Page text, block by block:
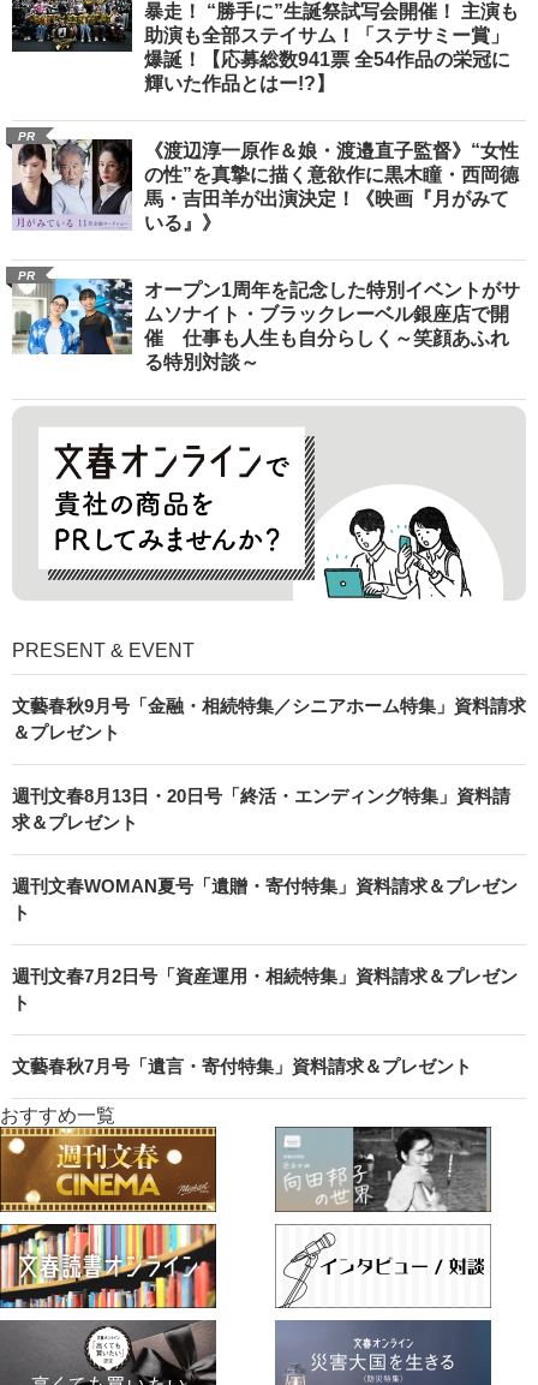
暴走！ “勝手に”生誕祭試写会開催！ 主演も
助演も全部ステイサム！「ステサミー賞」
爆誕！【応募総数941票 全54作品の栄冠に
輝いた作品とはー!?】
PR
《渡辺淳一原作＆娘・渡邉直子監督》“女性
の性”を真摯に描く意欲作に黒木瞳・西岡德
馬・吉田羊が出演決定！《映画『月がみて
いる』》
PR
オープン1周年を記念した特別イベントがサ
ムソナイト・ブラックレーベル銀座店で開
催 仕事も人生も自分らしく～笑顔あふれ
る特別対談～
PRESENT & EVENT
文藝春秋9月号「金融・相続特集／シニアホーム特集」資料請求
＆プレゼント
週刊文春8月13日・20日号「終活・エンディング特集」資料請
求＆プレゼント
週刊文春WOMAN夏号「遺贈・寄付特集」資料請求＆プレゼン
ト
週刊文春7月2日号「資産運用・相続特集」資料請求＆プレゼン
ト
文藝春秋7月号「遺言・寄付特集」資料請求＆プレゼント
おすすめ一覧